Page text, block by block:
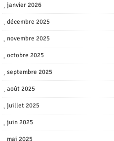
janvier 2026
décembre 2025
novembre 2025
octobre 2025
septembre 2025
août 2025
juillet 2025
juin 2025
mai 2025